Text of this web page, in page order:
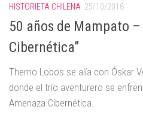
HISTORIETA CHILENA 25/10/2018
50 años de Mampato –
Cibernética”
Themo Lobos se alía con Óskar
donde el trío aventurero se
Amenaza Cibernética.